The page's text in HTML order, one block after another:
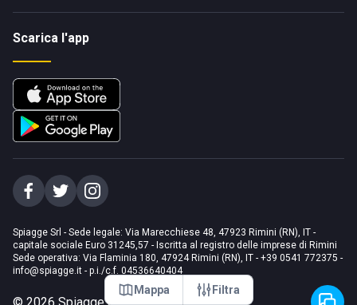
Mappa Filtra
Scarica l'app
Spiagge Srl - Sede legale: Via Marecchiese 48, 47923 Rimini (RN), IT -
capitale sociale Euro 31245,57 - Iscritta al registro delle imprese di Rimini
Sede operativa: Via Flaminia 180, 47924 Rimini (RN), IT - +39 0541 772375 -
info@spiagge.it - p.i./c.f. 04536640404